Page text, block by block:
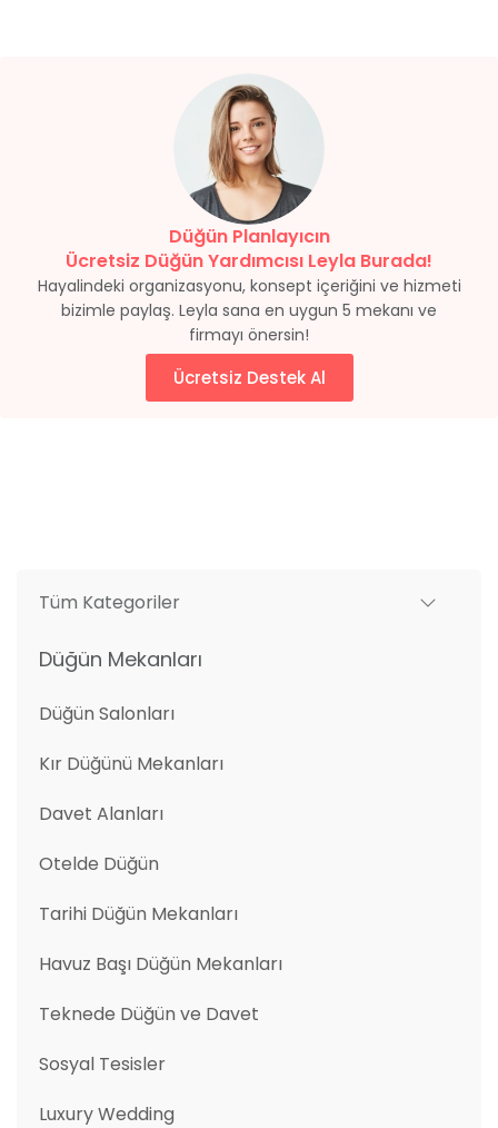
Düğün Planlayıcın
Ücretsiz Düğün Yardımcısı Leyla Burada!
Hayalindeki organizasyonu, konsept içeriğini ve hizmeti
bizimle paylaş. Leyla sana en uygun 5 mekanı ve
firmayı önersin!
Ücretsiz Destek Al
Tüm Kategoriler
Düğün Mekanları
Düğün Salonları
Kır Düğünü Mekanları
Davet Alanları
Otelde Düğün
Tarihi Düğün Mekanları
Havuz Başı Düğün Mekanları
Teknede Düğün ve Davet
Sosyal Tesisler
Luxury Wedding